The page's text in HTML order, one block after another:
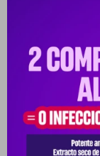
de serotonina 5-
náuseas y
radioterapia.
náuseas y
niños.PosologíaLa
a 2 comprimidos),
del tratamiento
la frecuencia